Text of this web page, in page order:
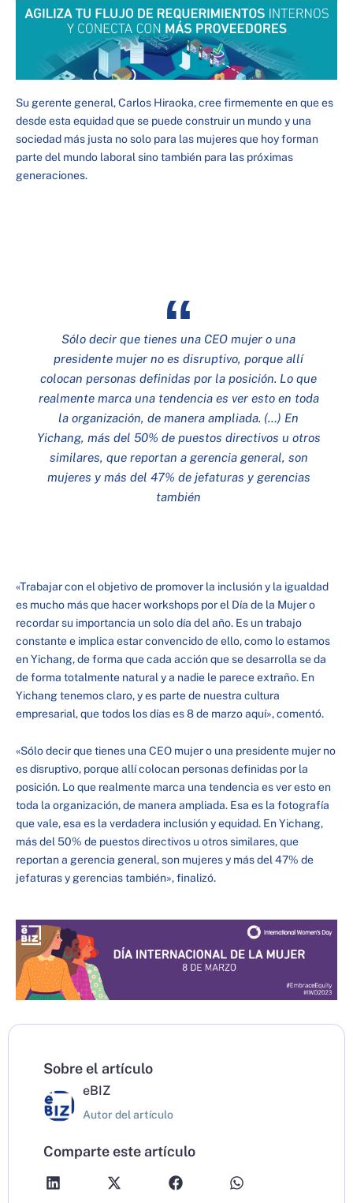
Su gerente general, Carlos Hiraoka, cree firmemente en que es
desde esta equidad que se puede construir un mundo y una
sociedad más justa no solo para las mujeres que hoy forman
parte del mundo laboral sino también para las próximas
generaciones.
Sólo decir que tienes una CEO mujer o una
presidente mujer no es disruptivo, porque allí
colocan personas definidas por la posición. Lo que
realmente marca una tendencia es ver esto en toda
la organización, de manera ampliada. (…) En
Yichang, más del 50% de puestos directivos u otros
similares, que reportan a gerencia general, son
mujeres y más del 47% de jefaturas y gerencias
también
«Trabajar con el objetivo de promover la inclusión y la igualdad
es mucho más que hacer workshops por el Día de la Mujer o
recordar su importancia un solo día del año. Es un trabajo
constante e implica estar convencido de ello, como lo estamos
en Yichang, de forma que cada acción que se desarrolla se da
de forma totalmente natural y a nadie le parece extraño. En
Yichang tenemos claro, y es parte de nuestra cultura
empresarial, que todos los días es 8 de marzo aquí», comentó.
«Sólo decir que tienes una CEO mujer o una presidente mujer no
es disruptivo, porque allí colocan personas definidas por la
posición. Lo que realmente marca una tendencia es ver esto en
toda la organización, de manera ampliada. Esa es la fotografía
que vale, esa es la verdadera inclusión y equidad. En Yichang,
más del 50% de puestos directivos u otros similares, que
reportan a gerencia general, son mujeres y más del 47% de
jefaturas y gerencias también», finalizó.
Sobre el artículo
eBIZ
Autor del artículo
Comparte este artículo